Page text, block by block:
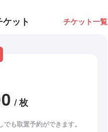
ット チケット一覧
/ 枚
も取置予約ができます。